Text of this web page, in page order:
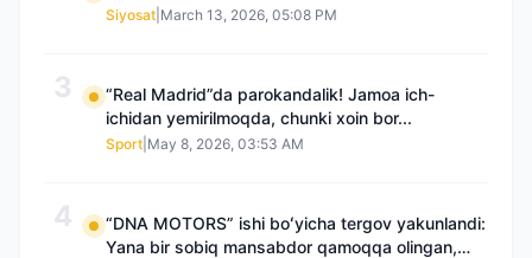
Siyosat March 13, 2026, 05:08 PM
3
“Real Madrid”da parokandalik! Jamoa ich-
ichidan yemirilmoqda, chunki xoin bor...
Sport May 8, 2026, 03:53 AM
4
“DNA MOTORS” ishi boʻyicha tergov yakunlandi:
Yana bir sobiq mansabdor qamoqqa olingan,